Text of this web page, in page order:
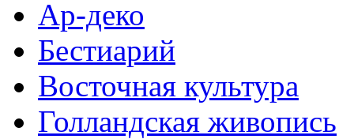
Ар-деко
Бестиарий
Восточная культура
Голландская живопись